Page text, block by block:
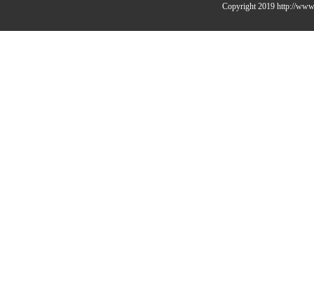
Copyright 2019 http://